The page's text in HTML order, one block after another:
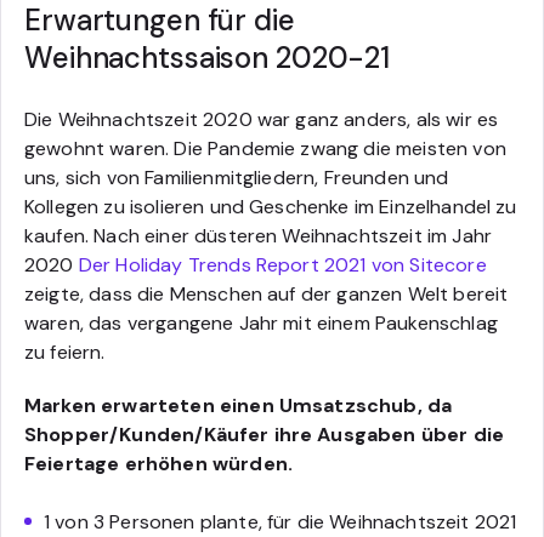
Erwartungen für die
Weihnachtssaison 2020-21
Die Weihnachtszeit 2020 war ganz anders, als wir es
gewohnt waren. Die Pandemie zwang die meisten von
uns, sich von Familienmitgliedern, Freunden und
Kollegen zu isolieren und Geschenke im Einzelhandel zu
kaufen. Nach einer düsteren Weihnachtszeit im Jahr
2020 Der Holiday Trends Report 2021 von Sitecore
zeigte, dass die Menschen auf der ganzen Welt bereit
waren, das vergangene Jahr mit einem Paukenschlag
zu feiern.
Marken erwarteten einen Umsatzschub, da
Shopper/Kunden/Käufer ihre Ausgaben über die
Feiertage erhöhen würden.
1 von 3 Personen plante, für die Weihnachtszeit 2021